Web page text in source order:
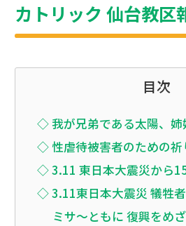
カトリック 仙台教
目次
◇ 我が兄弟である太陽、姉
◇ 性虐待被害者のための祈
◇ 3.11 東日本大震災から
◇ 3.11東日本大震災 犠牲
ミサ～ともに 復興をめ